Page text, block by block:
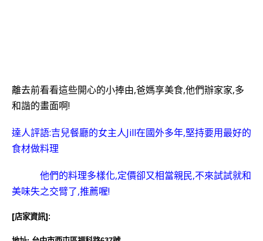
離去前看看這些開心的小捧由,爸媽享美食,他們辦家家,多
和諧的畫面啊!
達人評語:吉兒餐廳的女主人Jill在國外多年,堅持要用最好的
食材做料理
他們的料理多樣化,定價卻又相當親民,不來試試就和
美味失之交臂了,推薦喔!
[店家資訊]: